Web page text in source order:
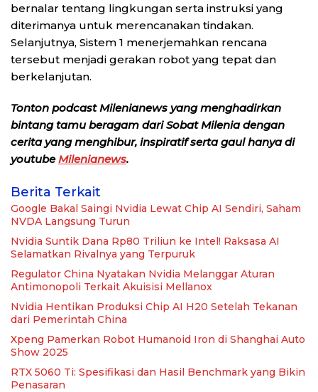
bernalar tentang lingkungan serta instruksi yang
diterimanya untuk merencanakan tindakan.
Selanjutnya, Sistem 1 menerjemahkan rencana
tersebut menjadi gerakan robot yang tepat dan
berkelanjutan.
Tonton podcast Milenianews yang menghadirkan
bintang tamu beragam dari Sobat Milenia dengan
cerita yang menghibur, inspiratif serta gaul hanya di
youtubeMilenianews.
Berita Terkait
Google Bakal Saingi Nvidia Lewat Chip AI Sendiri, Saham
NVDA Langsung Turun
Nvidia Suntik Dana Rp80 Triliun ke Intel! Raksasa AI
Selamatkan Rivalnya yang Terpuruk
Regulator China Nyatakan Nvidia Melanggar Aturan
Antimonopoli Terkait Akuisisi Mellanox
Nvidia Hentikan Produksi Chip AI H20 Setelah Tekanan
dari Pemerintah China
Xpeng Pamerkan Robot Humanoid Iron di Shanghai Auto
Show 2025
RTX 5060 Ti: Spesifikasi dan Hasil Benchmark yang Bikin
Penasaran